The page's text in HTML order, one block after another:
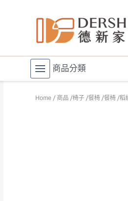
商品分類
Home 商品 椅子 餐椅 餐椅 稻